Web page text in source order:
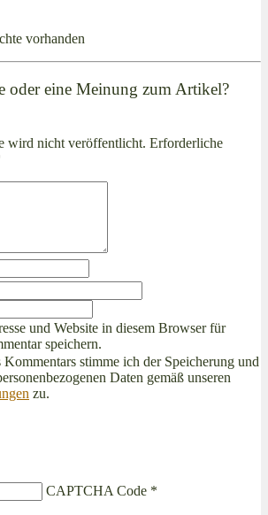
vorhanden
oder eine Meinung zum Artikel?
wird nicht veröffentlicht. Erforderliche
und Website in diesem Browser für
speichern.
stimme ich der Speicherung und
Daten gemäß unseren
zu.
CAPTCHA Code *